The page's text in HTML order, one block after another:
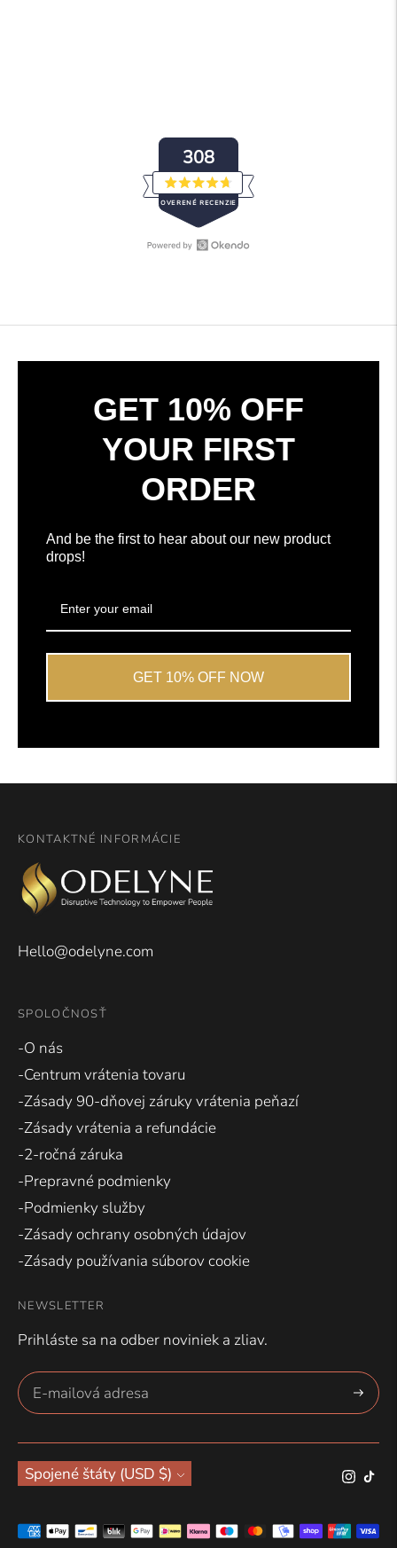
308
OVERENÉ RECENZIE
Ohodnotené
4.7
5
hviezdičiek
okne
4.7
z
5
podľa
recenzií
Okendo
GET 10% OFF
YOUR FIRST
ORDER
And be the first to hear about our new product
drops!
GET 10% OFF NOW
KONTAKTNÉ INFORMÁCIE
Hello@odelyne.com
SPOLOČNOSŤ
-O nás
-Centrum vrátenia tovaru
-Zásady 90-dňovej záruky vrátenia peňazí
-Zásady vrátenia a refundácie
-2-ročná záruka
-Prepravné podmienky
-Podmienky služby
-Zásady ochrany osobných údajov
-Zásady používania súborov cookie
NEWSLETTER
Prihláste sa na odber noviniek a zliav.
Prihlásiť
sa
Mena
Spojené štáty (USD $)
Akceptované